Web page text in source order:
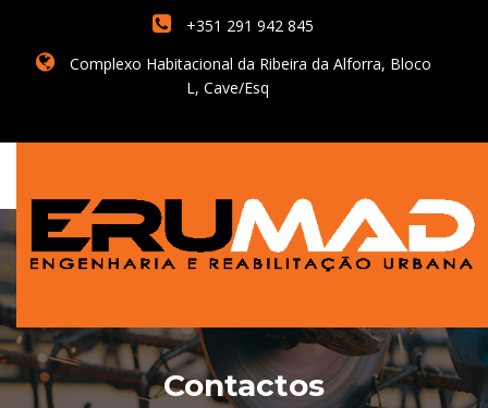
+351 291 942 845
Complexo Habitacional da Ribeira da Alforra, Bloco
L, Cave/Esq
Contactos